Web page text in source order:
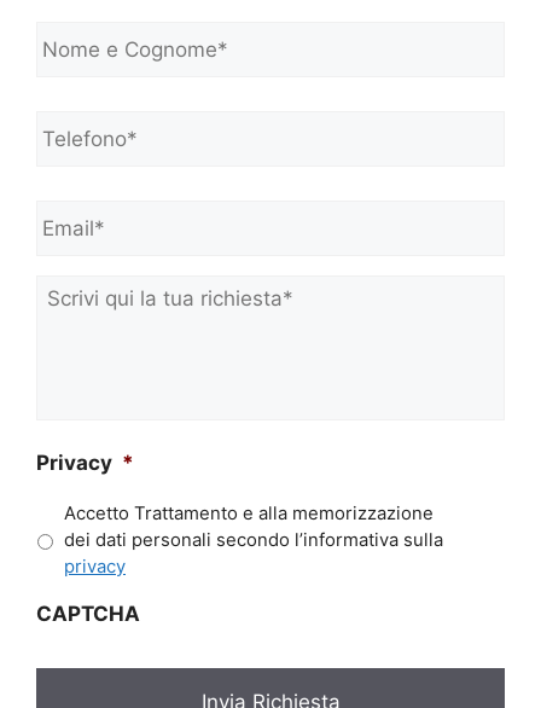
o
e
C
n
m
Scrivi
qui
Privacy *
Accetto Trattamento e alla memorizzazione
dei dati personali secondo l’informativa sulla
privacy
CAPTCHA